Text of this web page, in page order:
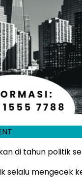
di tahun politik
selalu mengecek